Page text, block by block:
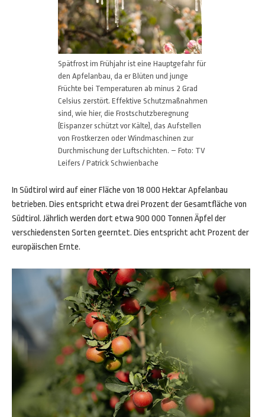
Spätfrost im Frühjahr ist eine Hauptgefahr für
den Apfelanbau, da er Blüten und junge
Früchte bei Temperaturen ab minus 2 Grad
Celsius zerstört. Effektive Schutzmaßnahmen
sind, wie hier, die Frostschutzberegnung
(Eispanzer schützt vor Kälte), das Aufstellen
von Frostkerzen oder Windmaschinen zur
Durchmischung der Luftschichten. – Foto: TV
Leifers / Patrick Schwienbache
In Südtirol wird auf einer Fläche von 18 000 Hektar Apfelanbau
betrieben. Dies entspricht etwa drei Prozent der Gesamtfläche von
Südtirol. Jährlich werden dort etwa 900 000 Tonnen Äpfel der
verschiedensten Sorten geerntet. Dies entspricht acht Prozent der
europäischen Ernte.